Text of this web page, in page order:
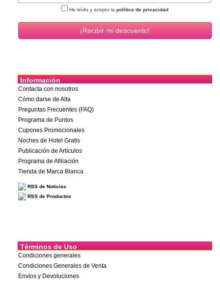
He leído y acepto la política de privacidad
Información
Contacta con nosotros
Cómo darse de Alta
Preguntas Frecuentes (FAQ)
Programa de Puntos
Cupones Promocionales
Noches de Hotel Gratis
Publicación de Artículos
Programa de Afiliación
Tienda de Marca Blanca
RSS de Noticias
RSS de Productos
Términos de Uso
Condiciones generales
Condiciones Generales de Venta
Envíos y Devoluciones